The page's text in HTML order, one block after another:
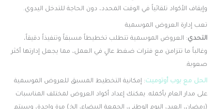
وإيقاف الأكواد تلقائياً في الوقت المحدد، دون الحاجة للتدخل اليدوي.
تعب إدارة العروض الموسمية
التحدي: العروض الموسمية تتطلب تخطيطاً مسبقاً وتنفيذاً دقيقاً،
وغالباً ما تتزامن مع فترات ضغط عالٍ في العمل، مما يجعل إدارتها أكثر
صعوبة.
الحل مع بوب أوتوميت: إمكانية التخطيط المسبق للعروض الموسمية
على مدار العام بأكمله. يمكنك إعداد أكواد العروض لمختلف المناسبات